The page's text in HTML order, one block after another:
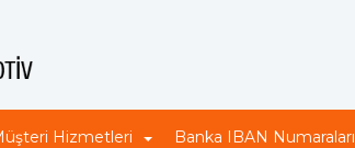
Hizmetleri Banka IBAN Numaraları